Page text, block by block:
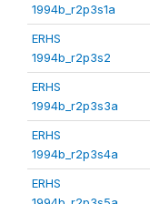
1994b_r2p3s1a
ERHS
1994b_r2p3s2
ERHS
1994b_r2p3s3a
ERHS
1994b_r2p3s4a
ERHS